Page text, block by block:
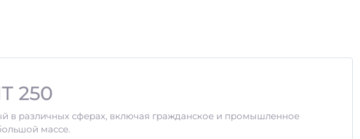
250
в различных сферах, включая гражданское и промышленное
массе.